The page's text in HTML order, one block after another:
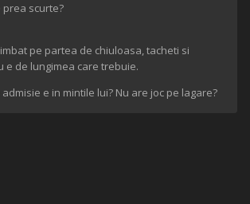
scurte?
pe partea de chiuloasa, tacheti si
e de lungimea care trebuie.
e in mintile lui? Nu are joc pe lagare?